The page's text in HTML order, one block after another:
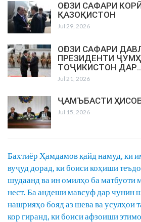
ОҒОЗИ САФАРИ
ҚАЗОҚИСТОН
Jul 29, 2026
ОҒОЗИ САФАРИ
ПРЕЗИДЕНТИ
ТОҶИКИСТОН
Jul 21, 2026
ҶАМЪБАСТИ
Jul 15, 2026
Бахтиёр Ҳамдамов қайд намуд, ки
вуҷуд дорад, ки боиси коҳиши
шудаанд ва ин омилҳо ба матбуоти
нест. Ба андеши мавсуф дар чунин
нашрияҳо бояд аз шева ва усулҳои
кор гиранд, ки боиси афзоиши